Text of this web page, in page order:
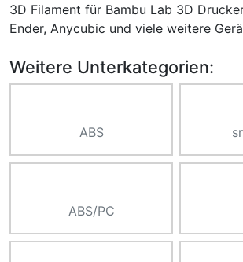
3D Filament für Bambu Lab 3D
Ender, Anycubic und viele weitere
Weitere Unterkategorien:
ABS
ABS/PC